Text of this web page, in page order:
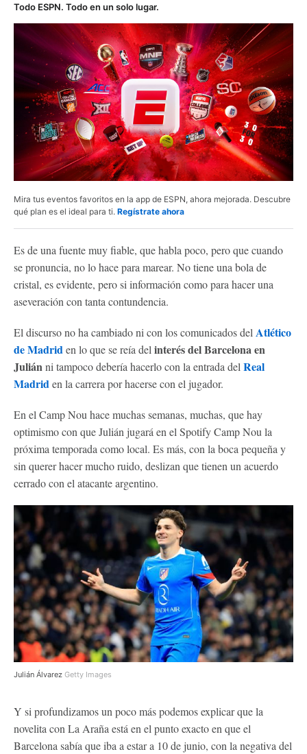
Todo ESPN. Todo en un solo lugar.
Mira tus eventos favoritos en la app de ESPN, ahora mejorada. Descubre
qué plan es el ideal para ti. Regístrate ahora
Es de una fuente muy fiable, que habla poco, pero que cuando
se pronuncia, no lo hace para marear. No tiene una bola de
cristal, es evidente, pero si información como para hacer una
aseveración con tanta contundencia.
El discurso no ha cambiado ni con los comunicados del Atlético
de Madrid en lo que se reía del interés del Barcelona en
Julián ni tampoco debería hacerlo con la entrada del Real
Madrid en la carrera por hacerse con el jugador.
En el Camp Nou hace muchas semanas, muchas, que hay
optimismo con que Julián jugará en el Spotify Camp Nou la
próxima temporada como local. Es más, con la boca pequeña y
sin querer hacer mucho ruido, deslizan que tienen un acuerdo
cerrado con el atacante argentino.
Julián Álvarez Getty Images
Y si profundizamos un poco más podemos explicar que la
novelita con La Araña está en el punto exacto en que el
Barcelona sabía que iba a estar a 10 de junio, con la negativa del